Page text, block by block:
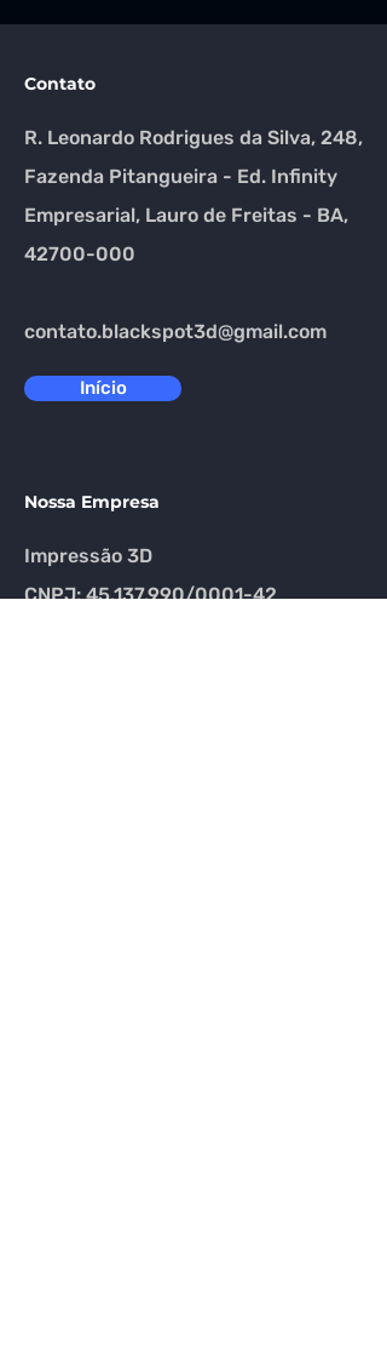
Contato
R. Leonardo Rodrigues da Silva, 248,
Fazenda Pitangueira - Ed. Infinity
Empresarial, Lauro de Freitas - BA,
42700-000
contato.blackspot3d@gmail.com
Início
Nossa Empresa
Impressão 3D
CNPJ: 45.137.990/0001-42